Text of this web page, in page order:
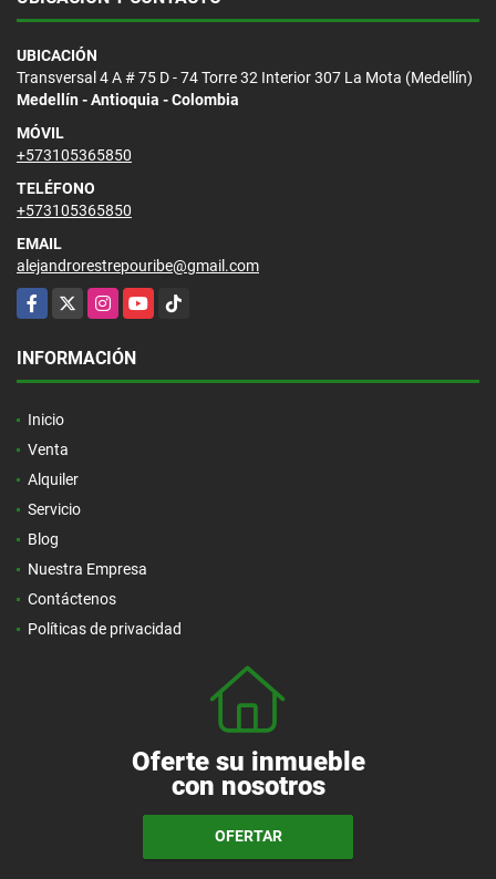
UBICACIÓN
Transversal 4 A # 75 D - 74 Torre 32 Interior 307 La Mota (Medellín)
Medellín - Antioquia - Colombia
MÓVIL
+573105365850
TELÉFONO
+573105365850
EMAIL
alejandrorestrepouribe@gmail.com
Facebook
X InstagramYouTubeTikTok
INFORMACIÓN
Inicio
Venta
Alquiler
Servicio
Blog
Nuestra Empresa
Contáctenos
Políticas de privacidad
Oferte su inmueble
con nosotros
OFERTAR